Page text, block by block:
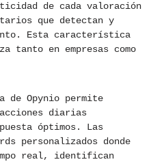
de cada valoración
que detectan y
Esta característica
tanto en empresas como
de Opynio permite
diarias
óptimos. Las
personalizados donde
real, identifican